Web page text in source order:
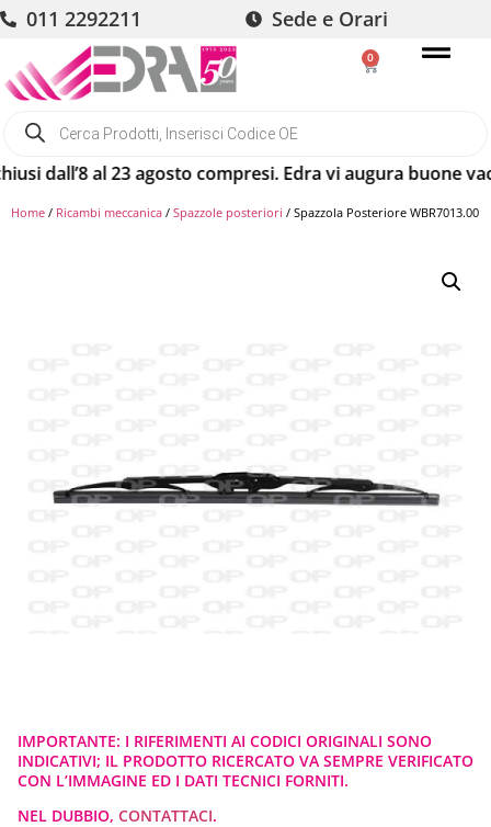
011 2292211 Sede e Orari
0
dall’8 al 23 agosto compresi. Edra vi augura buone
Home / Ricambi meccanica / Spazzole posteriori / Spazzola Posteriore WBR7013.00
IMPORTANTE: I RIFERIMENTI AI CODICI ORIGINALI SONO
INDICATIVI; IL PRODOTTO RICERCATO VA SEMPRE VERIFICATO
CON L’IMMAGINE ED I DATI TECNICI FORNITI.
NEL DUBBIO, CONTATTACI.